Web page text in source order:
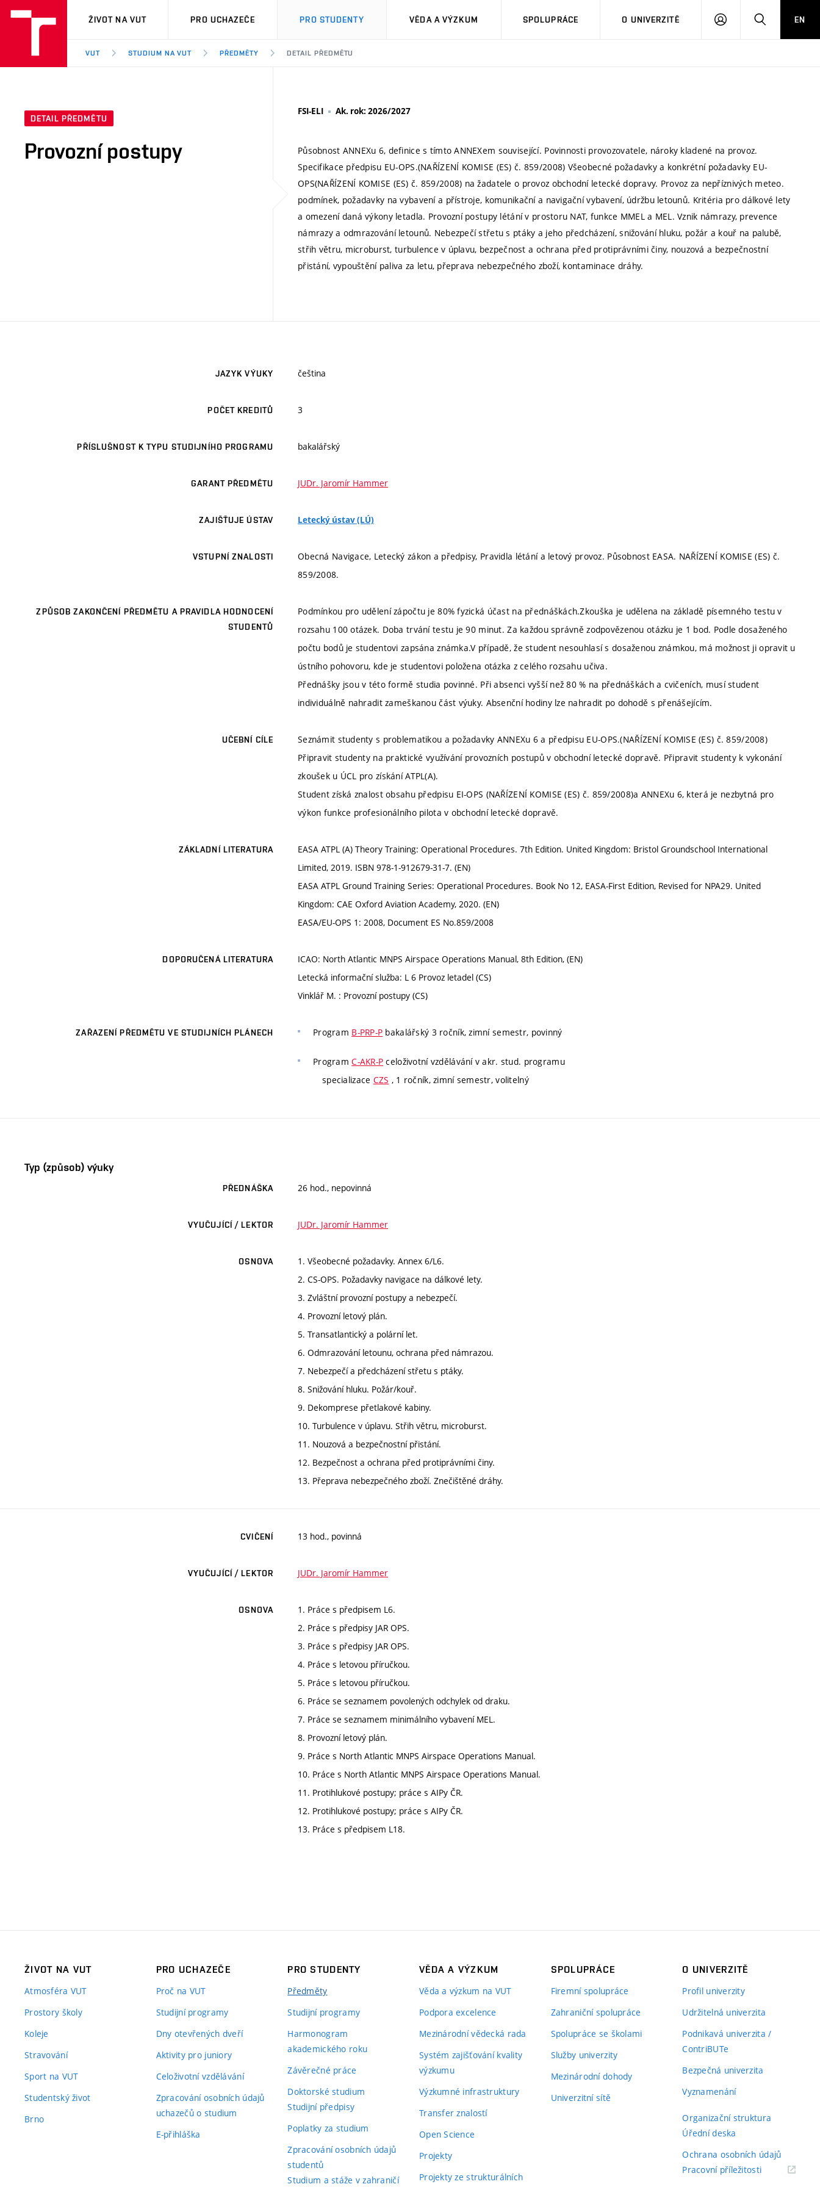
VUT
ŽIVOT NA VUT PRO UCHAZEČE PRO STUDENTY VĚDA A VÝZKUM SPOLUPRÁCE O UNIVERZITĚ
PŘIHLÁSIT HLEDATEN
VUT STUDIUM NA VUT PŘEDMĚTY DETAIL PŘEDMĚTU
DETAIL PŘEDMĚTU
Provozní postupy
FSI-ELI Ak. rok: 2026/2027
Působnost ANNEXu 6, definice s tímto ANNEXem související. Povinnosti provozovatele, nároky kladené na provoz.
Specifikace předpisu EU-OPS.(NAŘÍZENÍ KOMISE (ES) č. 859/2008) Všeobecné požadavky a konkrétní požadavky EU-
OPS(NAŘÍZENÍ KOMISE (ES) č. 859/2008) na žadatele o provoz obchodní letecké dopravy. Provoz za nepříznivých meteo.
podmínek, požadavky na vybavení a přístroje, komunikační a navigační vybavení, údržbu letounů. Kritéria pro dálkové lety
a omezení daná výkony letadla. Provozní postupy létání v prostoru NAT, funkce MMEL a MEL. Vznik námrazy, prevence
námrazy a odmrazování letounů. Nebezpečí střetu s ptáky a jeho předcházení, snižování hluku, požár a kouř na palubě,
střih větru, microburst, turbulence v úplavu, bezpečnost a ochrana před protiprávními činy, nouzová a bezpečnostní
přistání, vypouštění paliva za letu, přeprava nebezpečného zboží, kontaminace dráhy.
JAZYK VÝUKY čeština
POČET KREDITŮ 3
PŘÍSLUŠNOST K TYPU STUDIJNÍHO PROGRAMU bakalářský
GARANT PŘEDMĚTU JUDr. Jaromír Hammer
ZAJIŠŤUJE ÚSTAV Letecký ústav (LÚ)
VSTUPNÍ ZNALOSTI
Obecná Navigace, Letecký zákon a předpisy, Pravidla létání a letový provoz. Působnost EASA. NAŘÍZENÍ KOMISE (ES) č.
859/2008.
ZPŮSOB ZAKONČENÍ PŘEDMĚTU A PRAVIDLA HODNOCENÍ
STUDENTŮ
Podmínkou pro udělení zápočtu je 80% fyzická účast na přednáškách.Zkouška je udělena na základě písemného testu v
rozsahu 100 otázek. Doba trvání testu je 90 minut. Za každou správně zodpovězenou otázku je 1 bod. Podle dosaženého
počtu bodů je studentovi zapsána známka.V případě, že student nesouhlasí s dosaženou známkou, má možnost ji opravit u
ústního pohovoru, kde je studentovi položena otázka z celého rozsahu učiva.
Přednášky jsou v této formě studia povinné. Při absenci vyšší než 80 % na přednáškách a cvičeních, musí student
individuálně nahradit zameškanou část výuky. Absenční hodiny lze nahradit po dohodě s přenášejícím.
UČEBNÍ CÍLE
Seznámit studenty s problematikou a požadavky ANNEXu 6 a předpisu EU-OPS.(NAŘÍZENÍ KOMISE (ES) č. 859/2008)
Připravit studenty na praktické využívání provozních postupů v obchodní letecké dopravě. Připravit studenty k vykonání
zkoušek u ÚCL pro získání ATPL(A).
Student získá znalost obsahu předpisu EI-OPS (NAŘÍZENÍ KOMISE (ES) č. 859/2008)a ANNEXu 6, která je nezbytná pro
výkon funkce profesionálního pilota v obchodní letecké dopravě.
ZÁKLADNÍ LITERATURA
EASA ATPL (A) Theory Training: Operational Procedures. 7th Edition. United Kingdom: Bristol Groundschool International
Limited, 2019. ISBN 978-1-912679-31-7. (EN)
EASA ATPL Ground Training Series: Operational Procedures. Book No 12, EASA-First Edition, Revised for NPA29. United
Kingdom: CAE Oxford Aviation Academy, 2020. (EN)
EASA/EU-OPS 1: 2008, Document ES No.859/2008
DOPORUČENÁ LITERATURA
ICAO: North Atlantic MNPS Airspace Operations Manual, 8th Edition, (EN)
Letecká informační služba: L 6 Provoz letadel (CS)
Vinklář M. : Provozní postupy (CS)
ZAŘAZENÍ PŘEDMĚTU VE STUDIJNÍCH PLÁNECH Program B-PRP-P bakalářský 3 ročník, zimní semestr, povinný
ProgramC-AKR-P celoživotní vzdělávání v akr. stud. programu
specializace CZS , 1 ročník, zimní semestr, volitelný
Typ (způsob) výuky
PŘEDNÁŠKA 26 hod., nepovinná
VYUČUJÍCÍ / LEKTOR JUDr. Jaromír Hammer
OSNOVA
1. Všeobecné požadavky. Annex 6/L6.
2. CS-OPS. Požadavky navigace na dálkové lety.
3. Zvláštní provozní postupy a nebezpečí.
4. Provozní letový plán.
5. Transatlantický a polární let.
6. Odmrazování letounu, ochrana před námrazou.
7. Nebezpečí a předcházení střetu s ptáky.
8. Snižování hluku. Požár/kouř.
9. Dekomprese přetlakové kabiny.
10. Turbulence v úplavu. Střih větru, microburst.
11. Nouzová a bezpečnostní přistání.
12. Bezpečnost a ochrana před protiprávními činy.
13. Přeprava nebezpečného zboží. Znečištěné dráhy.
CVIČENÍ 13 hod., povinná
VYUČUJÍCÍ / LEKTOR JUDr. Jaromír Hammer
OSNOVA
1. Práce s předpisem L6.
2. Práce s předpisy JAR OPS.
3. Práce s předpisy JAR OPS.
4. Práce s letovou příručkou.
5. Práce s letovou příručkou.
6. Práce se seznamem povolených odchylek od draku.
7. Práce se seznamem minimálního vybavení MEL.
8. Provozní letový plán.
9. Práce s North Atlantic MNPS Airspace Operations Manual.
10. Práce s North Atlantic MNPS Airspace Operations Manual.
11. Protihlukové postupy; práce s AIPy ČR.
12. Protihlukové postupy; práce s AIPy ČR.
13. Práce s předpisem L18.
ŽIVOT NA VUT
Atmosféra VUT
Prostory školy
Koleje
Stravování
Sport na VUT
Studentský život
Brno
PRO UCHAZEČE
Proč na VUT
Studijní programy
Dny otevřených dveří
Aktivity pro juniory
Celoživotní vzdělávání
Zpracování osobních údajů
uchazečů o studium
E-přihláška
PRO STUDENTY
Předměty
Studijní programy
Harmonogram
akademického roku
Závěrečné práce
Doktorské studium
Studijní předpisy
Poplatky za studium
Zpracování osobních údajů
studentů
Studium a stáže v zahraničí
VĚDA A VÝZKUM
Věda a výzkum na VUT
Podpora excelence
Mezinárodní vědecká rada
Systém zajišťování kvality
výzkumu
Výzkumné infrastruktury
Transfer znalostí
Open Science
Projekty
Projekty ze strukturálních
SPOLUPRÁCE
Firemní spolupráce
Zahraniční spolupráce
Spolupráce se školami
Služby univerzity
Mezinárodní dohody
Univerzitní sítě
O UNIVERZITĚ
Profil univerzity
Udržitelná univerzita
Podnikavá univerzita /
ContriBUTe
Bezpečná univerzita
Vyznamenání
Organizační struktura
Úřední deska
Ochrana osobních údajů
Pracovní příležitosti(externí